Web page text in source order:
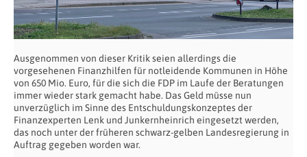
Ausgenommen von dieser Kritik seien allerdings die
vorgesehenen Finanzhilfen für notleidende Kommunen in Höhe
von 650 Mio. Euro, für die sich die FDP im Laufe der Beratungen
immer wieder stark gemacht habe. Das Geld müsse nun
unverzüglich im Sinne des Entschuldungskonzeptes der
Finanzexperten Lenk und Junkernheinrich eingesetzt werden,
das noch unter der früheren schwarz-gelben Landesregierung in
Auftrag gegeben worden war.